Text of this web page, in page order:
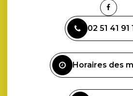
Lien
le
02 51 41 91
Horaires des